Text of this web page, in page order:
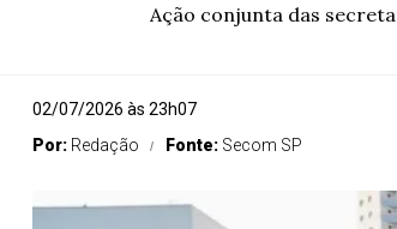
Ação conjunta das
02/07/2026 às 23h07
Por: Redação Fonte: Secom SP